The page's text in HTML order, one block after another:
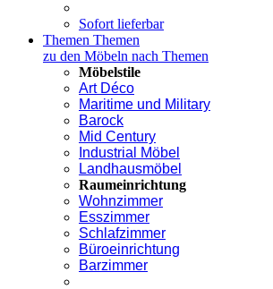
Sofort lieferbar
Themen Themen
zu den Möbeln nach Themen
Möbelstile
Art Déco
Maritime und Military
Barock
Mid Century
Industrial Möbel
Landhausmöbel
Raumeinrichtung
Wohnzimmer
Esszimmer
Schlafzimmer
Büroeinrichtung
Barzimmer